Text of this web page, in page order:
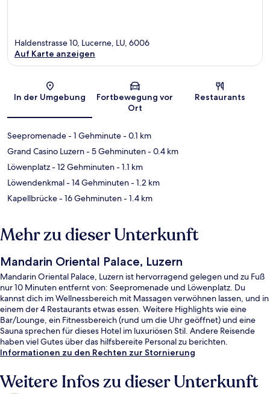
Karte
Haldenstrasse 10, Lucerne, LU, 6006
Auf Karte anzeigen
In der Umgebung
Fortbewegung vor
Ort
Restaurants
Seepromenade- 1 Gehminute- 0.1 km
Grand Casino Luzern- 5 Gehminuten- 0.4 km
Löwenplatz- 12 Gehminuten- 1.1 km
Löwendenkmal- 14 Gehminuten- 1.2 km
Kapellbrücke- 16 Gehminuten- 1.4 km
Mehr zu dieser Unterkunft
Mandarin Oriental Palace, Luzern
Mandarin Oriental Palace, Luzern ist hervorragend gelegen und zu Fuß
nur 10 Minuten entfernt von: Seepromenade und Löwenplatz. Du
kannst dich im Wellnessbereich mit Massagen verwöhnen lassen, und in
einem der 4 Restaurants etwas essen. Weitere Highlights wie eine
Bar/Lounge, ein Fitnessbereich (rund um die Uhr geöffnet) und eine
Sauna sprechen für dieses Hotel im luxuriösen Stil. Andere Reisende
haben viel Gutes über das hilfsbereite Personal zu berichten.
Informationen zu den Rechten zur Stornierung
Weitere Infos zu dieser Unterkunft